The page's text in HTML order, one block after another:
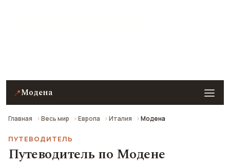
📍Модена
Главная Весь мир Европа Италия Модена
ПУТЕВОДИТЕЛЬ
Путеводитель по Модене